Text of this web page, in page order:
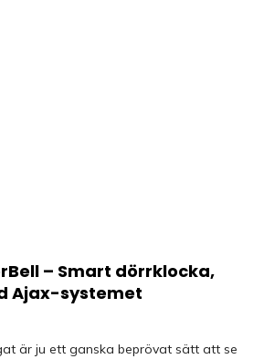
– Smart dörrklocka,
Ajax-systemet
är ju ett ganska beprövat sätt att se